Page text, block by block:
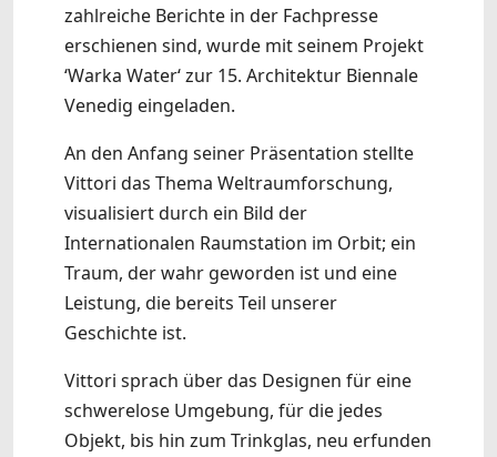
zahlreiche Berichte in der Fachpresse
erschienen sind, wurde mit seinem Projekt
‘Warka Water‘ zur 15. Architektur Biennale
Venedig eingeladen.
An den Anfang seiner Präsentation stellte
Vittori das Thema Weltraumforschung,
visualisiert durch ein Bild der
Internationalen Raumstation im Orbit; ein
Traum, der wahr geworden ist und eine
Leistung, die bereits Teil unserer
Geschichte ist.
Vittori sprach über das Designen für eine
schwerelose Umgebung, für die jedes
Objekt, bis hin zum Trinkglas, neu erfunden